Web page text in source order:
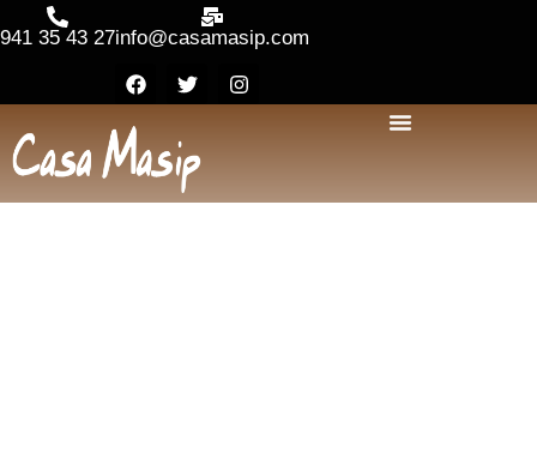
941 35 43 27info@casamasip.com